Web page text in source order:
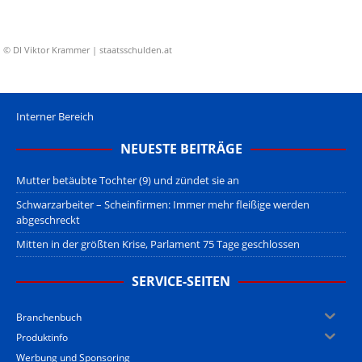
© DI Viktor Krammer | staatsschulden.at
Interner Bereich
NEUESTE BEITRÄGE
Mutter betäubte Tochter (9) und zündet sie an
Schwarzarbeiter – Scheinfirmen: Immer mehr fleißige werden
abgeschreckt
Mitten in der größten Krise, Parlament 75 Tage geschlossen
SERVICE-SEITEN
Branchenbuch
Produktinfo
Werbung und Sponsoring